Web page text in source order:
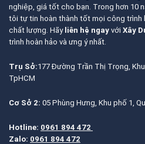
nghiệp, giá tốt cho bạn. Trong hơn 10
tôi tự tin hoàn thành tốt mọi công trình
chất lượng. Hãy liên hệ ngay với Xây
trình hoàn hảo và ưng ý nhất.
Trụ Sở:177 Đường Trần Thị Trọng,
TpHCM
Cơ Sở 2: 05 Phùng Hưng, Khu phố 1,
Hotline: 0961 894 472
Zalo: 0961 894 472